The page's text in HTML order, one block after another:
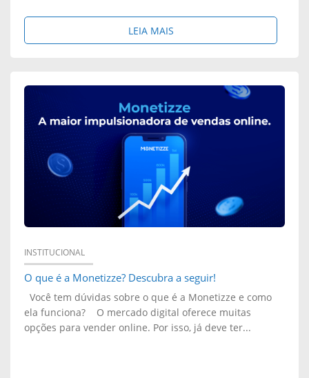
O
B
I
A
A
T
LEIA MAISS
B
R
E
N
P
E
R
INSTITUCIONAL
O que é a Monetizze? Descubra a seguir!
Você tem dúvidas sobre o que é a Monetizze e como
ela funciona? O mercado digital oferece muitas
opções para vender online. Por isso, já deve ter...